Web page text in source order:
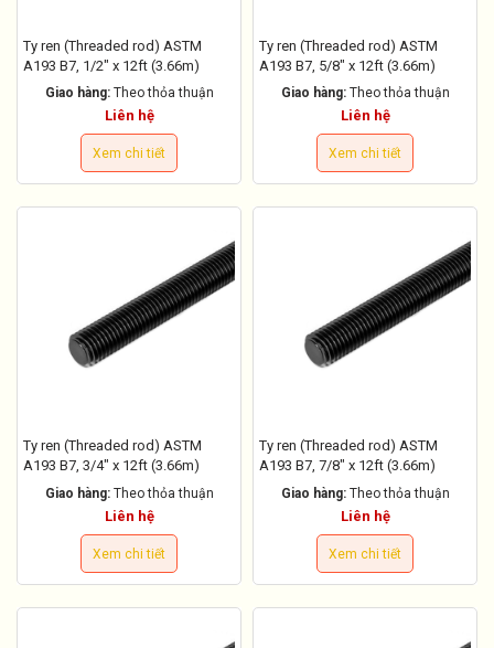
Ty ren (Threaded rod) ASTM
A193 B7, 1/2" x 12ft (3.66m)
Giao hàng: Theo thỏa thuận
Liên hệ
Xem chi tiết
Ty ren (Threaded rod) ASTM
A193 B7, 5/8" x 12ft (3.66m)
Giao hàng: Theo thỏa thuận
Liên hệ
Xem chi tiết
Ty ren (Threaded rod) ASTM
A193 B7, 3/4" x 12ft (3.66m)
Giao hàng: Theo thỏa thuận
Liên hệ
Xem chi tiết
Ty ren (Threaded rod) ASTM
A193 B7, 7/8" x 12ft (3.66m)
Giao hàng: Theo thỏa thuận
Liên hệ
Xem chi tiết